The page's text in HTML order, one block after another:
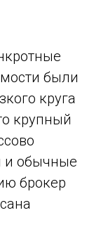
были
круга
крупный
и обычные
брокер